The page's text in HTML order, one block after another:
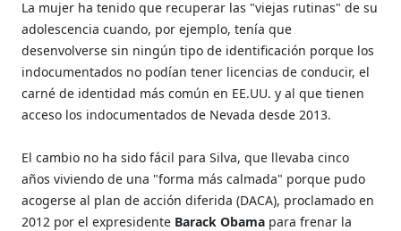
La mujer ha tenido que recuperar las "viejas rutinas" de su
adolescencia cuando, por ejemplo, tenía que
desenvolverse sin ningún tipo de identificación porque los
indocumentados no podían tener licencias de conducir, el
carné de identidad más común en EE.UU. y al que tienen
acceso los indocumentados de Nevada desde 2013.
El cambio no ha sido fácil para Silva, que llevaba cinco
años viviendo de una "forma más calmada" porque pudo
acogerse al plan de acción diferida (DACA), proclamado en
2012 por el expresidente Barack Obama para frenar la